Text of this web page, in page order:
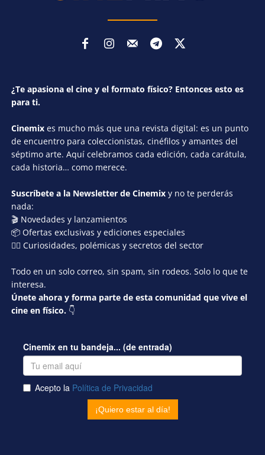
¿Te apasiona el cine y el formato físico? Entonces esto es
para ti.
Cinemix es mucho más que una revista digital: es un punto
de encuentro para coleccionistas, cinéfilos y amantes del
séptimo arte. Aquí celebramos cada edición, cada carátula,
cada historia… como merece.
Suscríbete a la Newsletter de Cinemix y no te perderás
nada:
🎬 Novedades y lanzamientos
📦 Ofertas exclusivas y ediciones especiales
🕵️‍♂️ Curiosidades, polémicas y secretos del sector
Todo en un solo correo, sin spam, sin rodeos. Solo lo que te
interesa.
Únete ahora y forma parte de esta comunidad que vive el
cine en físico. 👇